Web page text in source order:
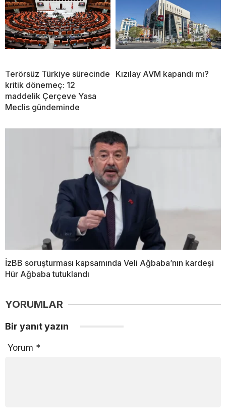
Terörsüz Türkiye sürecinde
kritik dönemeç: 12
maddelik Çerçeve Yasa
Meclis gündeminde
Kızılay AVM kapandı mı?
İzBB soruşturması kapsamında Veli Ağbaba’nın kardeşi
Hür Ağbaba tutuklandı
YORUMLAR
Bir yanıt yazın
Yorum *